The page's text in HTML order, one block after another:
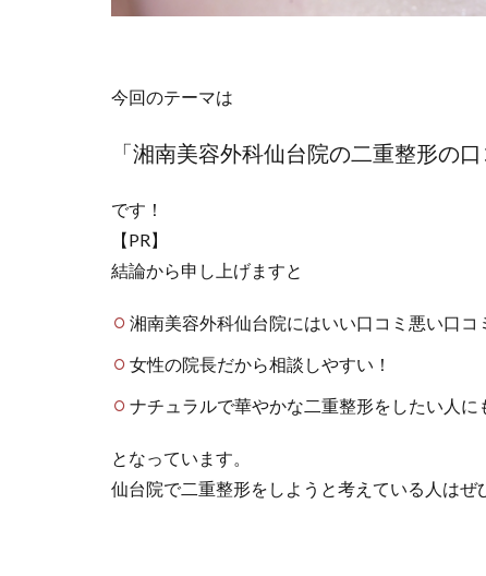
今回のテーマは
「湘南美容外科仙台院の二重整形の口
です！
【PR】
結論から申し上げますと
湘南美容外科仙台院にはいい口コミ悪い口コ
女性の院長だから相談しやすい！
ナチュラルで華やかな二重整形をしたい人に
となっています。
仙台院で二重整形をしようと考えている人はぜ